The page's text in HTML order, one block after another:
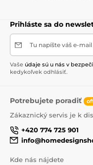
Prihláste sa do
Tu napíšte váš e-mail
Vaše údaje sú u nás v bezpečí
kedykoľvek odhlásiť.
Potrebujete poradiť
Zákaznický servis je k
+420 774 725 901
Kde nás nájdete